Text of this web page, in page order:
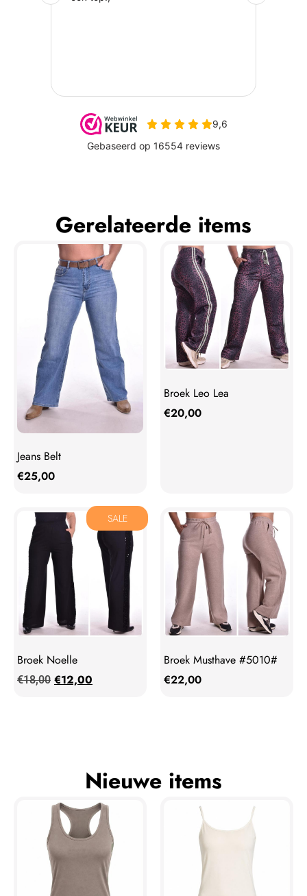
Gerelateerde items
Jeans Belt
€25,00
Broek Leo Lea
€20,00
SALE
Broek Noelle
€18,00 €12,00
Broek Musthave #5010#
€22,00
Nieuwe items